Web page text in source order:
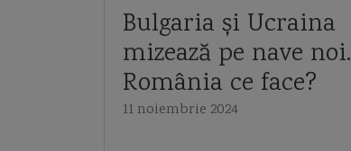
Bulgaria și Ucraina
mizează pe nave noi.
România ce face?
11 noiembrie 2024